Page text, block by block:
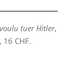
tuer Hitler,
16 CHF.